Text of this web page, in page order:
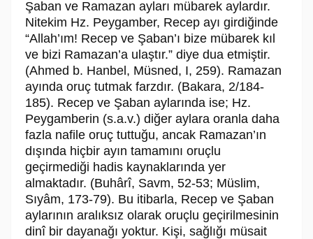
Şaban ve Ramazan ayları mübarek aylardır.
Nitekim Hz. Peygamber, Recep ayı girdiğinde
“Allah’ım! Recep ve Şaban’ı bize mübarek kıl
ve bizi Ramazan’a ulaştır.” diye dua etmiştir.
(Ahmed b. Hanbel, Müsned, I, 259). Ramazan
ayında oruç tutmak farzdır. (Bakara, 2/184-
185). Recep ve Şaban aylarında ise; Hz.
Peygamberin (s.a.v.) diğer aylara oranla daha
fazla nafile oruç tuttuğu, ancak Ramazan’ın
dışında hiçbir ayın tamamını oruçlu
geçirmediği hadis kaynaklarında yer
almaktadır. (Buhârî, Savm, 52-53; Müslim,
Sıyâm, 173-79). Bu itibarla, Recep ve Şaban
aylarının aralıksız olarak oruçlu geçirilmesinin
dinî bir dayanağı yoktur. Kişi, sağlığı müsait